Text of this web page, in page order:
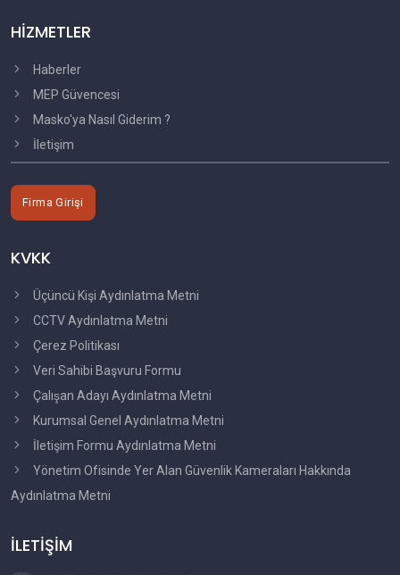
HİZMETLER
Haberler
MEP Güvencesi
Masko'ya Nasıl Giderim ?
İletişim
Firma Girişi
KVKK
Üçüncü Kişi Aydınlatma Metni
CCTV Aydınlatma Metni
Çerez Politikası
Veri Sahibi Başvuru Formu
Çalışan Adayı Aydınlatma Metni
Kurumsal Genel Aydınlatma Metni
İletişim Formu Aydınlatma Metni
Yönetim Ofisinde Yer Alan Güvenlik Kameraları Hakkında
Aydınlatma Metni
İLETİŞİM